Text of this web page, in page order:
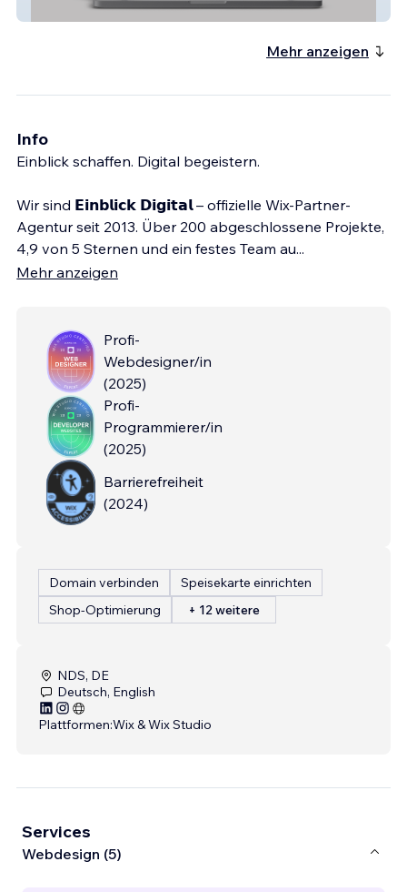
aleo solar
Mehr anzeigen
Info
Einblick schaffen. Digital begeistern.
Wir sind 𝗘𝗶𝗻𝗯𝗹𝗶𝗰𝗸 𝗗𝗶𝗴𝗶𝘁𝗮𝗹 – offizielle Wix-Partner-
Agentur seit 2013. Über 200 abgeschlossene Projekte,
4,9 von 5 Sternen und ein festes Team au...
Mehr anzeigen
Profi-
Webdesigner/in
(2025)
Profi-
Programmierer/in
(2025)
Barrierefreiheit
(2024)
Domain verbinden
Speisekarte einrichten
Shop-Optimierung
+ 12 weitere
NDS, DE
Deutsch, English
Plattformen:Wix & Wix Studio
Services
Webdesign (5)